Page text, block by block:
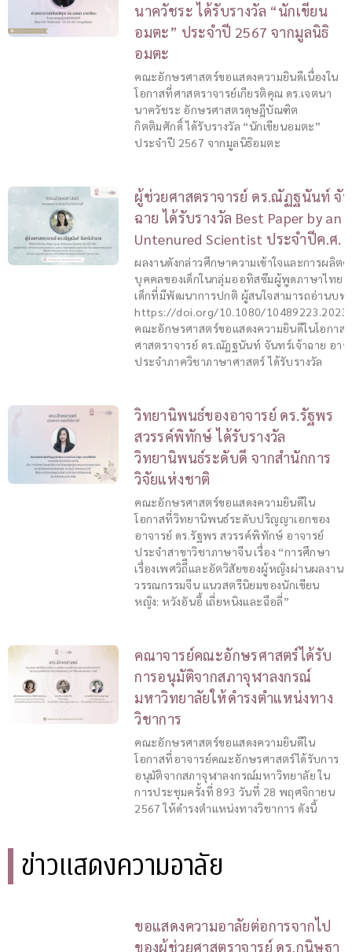
นาควัชระ ได้รับรางวัล “นักเขียน
อมตะ” ประจำปี 2567 จากมูลนิธิ
อมตะ
คณะอักษรศาสตร์ขอแสดงความยินดีเนื่องใน
โอกาสที่ศาสตราจารย์เกียรติคุณ​ ดร.เจตนา
นาควัชระ อักษรศาสตรดุษฎีบัณฑิต
กิตติมศักดิ์ ได้รับรางวัล “นักเขียนอมตะ”
ประจำปี 2567 จากมูลนิธิอมตะ
ผู้ช่วยศาสตราจารย์ ดร.ณัฏฐนันท์ จัน
ฉาย ได้รับรางวัล Best Paper by an
Untenured Scientist ประจำปีค.ศ.
ผลงานดังกล่าวศึกษาความเข้าใจและการผลิตค
บุคคลของเด็กในกลุ่มออทิสซึมผู้พูดภาษาไทย
เด็กที่มีพัฒนาการปกติ ผู้สนใจสามารถอ่านบท
https://doi.org/10.1080/
คณะอักษรศาสตร์ขอแสดงความยินดีในโอกาส
ศาสตราจารย์ ดร.ณัฏฐนันท์ จันทร์เจ้าฉาย อาจ
ประจำภาควิชาภาษาศาสตร์ ได้รับรางวัล
วิทยานิพนธ์ของอาจารย์ ดร.รัฐพร
สวรรค์พิทักษ์ ได้รับรางวัล
วิทยานิพนธ์ระดับดี จากสำนักการ
วิจัยแห่งชาติ
คณะอักษรศาสตร์ขอแสดงความยินดีใน
โอกาสที่วิทยานิพนธ์ระดับปริญญาเอกของ
อาจารย์ ดร.รัฐพร สวรรค์พิทักษ์ อาจารย์
ประจำสาขาวิชาภาษาจีน เรื่อง “การศึกษา
เรื่องเพศวิถีีและอัตวิสัยของผู้หญิงผ่านผลงาน
วรรณกรรมจีน แนวสตรีนิยมของนักเขียน
หญิง: หวังอันอี้ เถี่ยหนิงและฉือลี่”
คณาจารย์คณะอักษรศาสตร์ได้รับ
การอนุมัติจากสภาจุฬาลงกรณ์
มหาวิทยาลัยให้ดำรงตำแหน่งทาง
วิชาการ
คณะอักษรศาสตร์ขอแสดงความยินดีใน
โอกาสที่อาจารย์คณะอักษรศาสตร์ได้รับการ
อนุมัติจากสภาจุฬาลงกรณ์มหาวิทยาลัย ใน
การประชุมครั้งที่ 893 วันที่ 28 พฤศจิกายน
2567 ให้ดำรงตำแหน่งทางวิชาการ ดังนี้
ข่าวแสดงความอาลัย
ขอแสดงความอาลัยต่อการจากไป
ของผู้ช่วยศาสตราจารย์ ดร.กนิษฐา